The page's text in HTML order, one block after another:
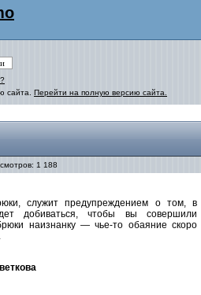
сайта. Перейти на полную версию сайта.
1 188
служит предупреждением о том, в
добиваться, чтобы вы совершили
наизнанку — чье-то обаяние скоро